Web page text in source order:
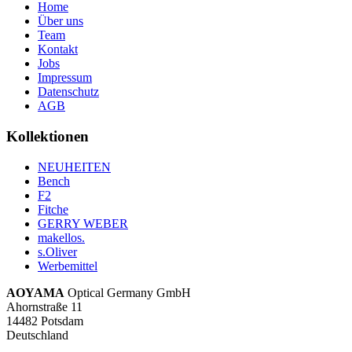
593
601
611
Home
Über uns
Team
Kontakt
Jobs
Impressum
Datenschutz
AGB
Kollektionen
NEUHEITEN
Bench
F2
Fitche
GERRY WEBER
makellos.
s.Oliver
Werbemittel
AOYAMA Optical Germany GmbH
Ahornstraße 11
14482 Potsdam
Deutschland